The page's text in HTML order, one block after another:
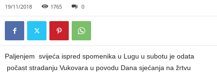
19/11/2018 1765 0
Paljenjem svijeća ispred spomenika u Lugu u subotu je odata
počast stradanju Vukovara u povodu Dana sjećanja na žrtvu